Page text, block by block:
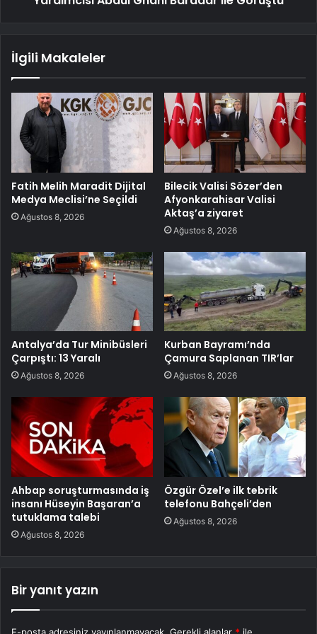
İlgili Makaleler
Fatih Melih Maradit Dijital
Medya Meclisi’ne Seçildi
Ağustos 8, 2026
Bilecik Valisi Sözer’den
Afyonkarahisar Valisi
Aktaş’a ziyaret
Ağustos 8, 2026
Antalya’da Tur Minibüsleri
Çarpıştı: 13 Yaralı
Ağustos 8, 2026
Kurban Bayramı’nda
Çamura Saplanan TIR’lar
Ağustos 8, 2026
Ahbap soruşturmasında iş
insanı Hüseyin Başaran’a
tutuklama talebi
Ağustos 8, 2026
Özgür Özel’e ilk tebrik
telefonu Bahçeli’den
Ağustos 8, 2026
Bir yanıt yazın